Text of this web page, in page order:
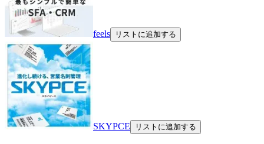
feels リストに追加する
SKYPCE リストに追加する